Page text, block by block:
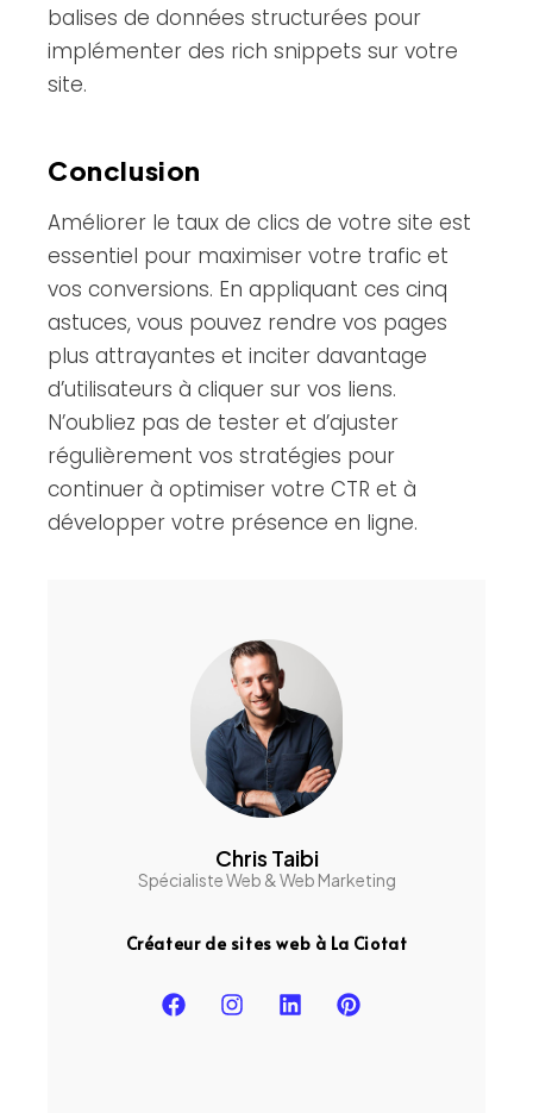
balises de données structurées pour
implémenter des rich snippets sur votre
site.
Conclusion
Améliorer le taux de clics de votre site est
essentiel pour maximiser votre trafic et
vos conversions. En appliquant ces cinq
astuces, vous pouvez rendre vos pages
plus attrayantes et inciter davantage
d’utilisateurs à cliquer sur vos liens.
N’oubliez pas de tester et d’ajuster
régulièrement vos stratégies pour
continuer à optimiser votre CTR et à
développer votre présence en ligne.
Chris Taibi
Spécialiste Web & Web Marketing
Créateur de sites web à La Ciotat